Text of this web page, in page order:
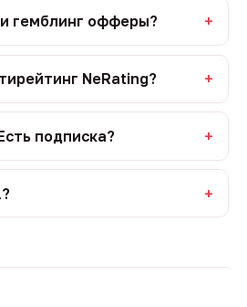
гемблинг офферы?
NeRating?
подписка?